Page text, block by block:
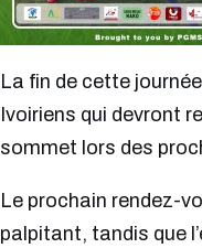
La fin de cette
Ivoiriens qui devront
sommet lors des
Le prochain rendez-
palpitant, tandis que